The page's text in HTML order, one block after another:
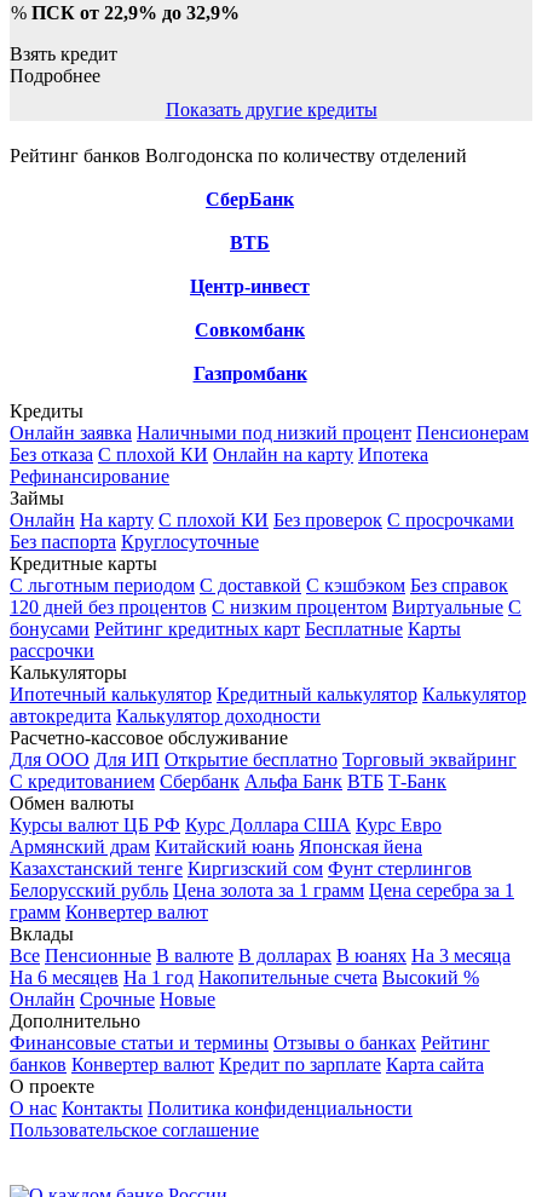
% ПСК от 22,9% до 32,9%
Взять кредит
Подробнее
Показать другие кредиты
Рейтинг банков Волгодонска по количеству отделений
СберБанк
ВТБ
Центр-инвест
Совкомбанк
Газпромбанк
Кредиты
Онлайн заявка Наличными под низкий процент Пенсионерам
Без отказа С плохой КИ Онлайн на карту Ипотека
Рефинансирование
Займы
Онлайн На карту С плохой КИ Без проверок С просрочками
Без паспорта Круглосуточные
Кредитные карты
С льготным периодом С доставкой С кэшбэком Без справок
120 дней без процентов С низким процентом Виртуальные С
бонусами Рейтинг кредитных карт Бесплатные Карты
рассрочки
Калькуляторы
Ипотечный калькулятор Кредитный калькулятор Калькулятор
автокредита Калькулятор доходности
Расчетно-кассовое обслуживание
Для ООО Для ИП Открытие бесплатно Торговый эквайринг
С кредитованием Сбербанк Альфа Банк ВТБ Т-Банк
Обмен валюты
Курсы валют ЦБ РФ Курс Доллара США Курс Евро
Армянский драм Китайский юань Японская йена
Казахстанский тенге Киргизский сом Фунт стерлингов
Белорусский рубль Цена золота за 1 грамм Цена серебра за 1
грамм Конвертер валют
Вклады
Все Пенсионные В валюте В долларах В юанях На 3 месяца
На 6 месяцев На 1 год Накопительные счета Высокий %
Онлайн Срочные Новые
Дополнительно
Финансовые статьи и термины Отзывы о банках Рейтинг
банков Конвертер валют Кредит по зарплате Карта сайта
О проекте
О нас Контакты Политика конфиденциальности
Пользовательское соглашение